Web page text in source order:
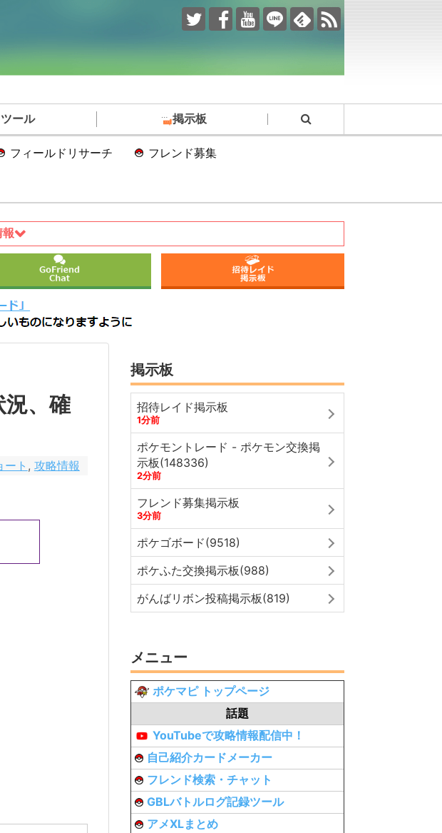
ツール 掲示板
フィールドリサーチ フレンド募集
報
況、確
ート , 攻略情報
掲示板
招待レイド掲示板
1分前
ポケモントレード - ポケモン交換掲
示板(148336)
2分前
フレンド募集掲示板
3分前
ポケゴボード(9518)
ポケふた交換掲示板(988)
がんばリボン投稿掲示板(819)
メニュー
ポケマピ トップページ
話題
YouTubeで攻略情報配信中！
自己紹介カードメーカー
フレンド検索・チャット
GBLバトルログ記録ツール
アメXLまとめ